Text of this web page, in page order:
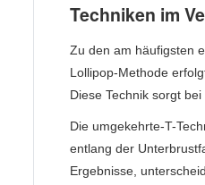
Techniken im
Zu den am häufigsten
Lollipop-Methode
Diese Technik sorgt
Die umgekehrte-T-
entlang der
Ergebnisse,